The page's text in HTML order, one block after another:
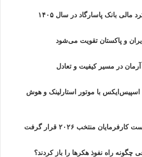
مالی بانک پاسارگاد در سال ۱۴۰۵
و پاکستان تقویت می‌شود
آرمان در مسیر کیفیت و تعادل
با موتور استارلینک و هوش
منتخب ۲۰۲۶ قرار گرفت
راه نفوذ هکرها را باز کردند؟